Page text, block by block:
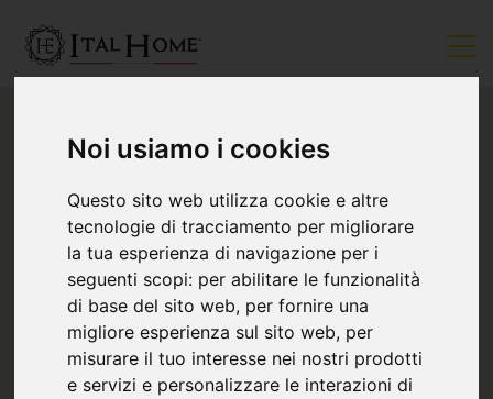
Noi usiamo i cookies
Questo sito web utilizza cookie e altre
tecnologie di tracciamento per migliorare
la tua esperienza di navigazione per i
seguenti scopi: per abilitare le funzionalità
di base del sito web, per fornire una
migliore esperienza sul sito web, per
misurare il tuo interesse nei nostri prodotti
e servizi e personalizzare le interazioni di